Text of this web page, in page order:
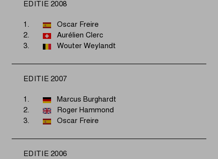
EDITIE 2008
1.
Oscar Freire
2.
Aurélien Clerc
3.
Wouter Weylandt
EDITIE 2007
1.
Marcus Burghardt
2.
Roger Hammond
3.
Oscar Freire
EDITIE 2006